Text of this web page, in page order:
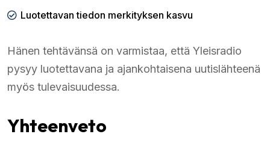
Luotettavan tiedon merkityksen kasvu
Hänen tehtävänsä on varmistaa, että Yleisradio
pysyy luotettavana ja ajankohtaisena uutislähteenä
myös tulevaisuudessa.
Yhteenveto